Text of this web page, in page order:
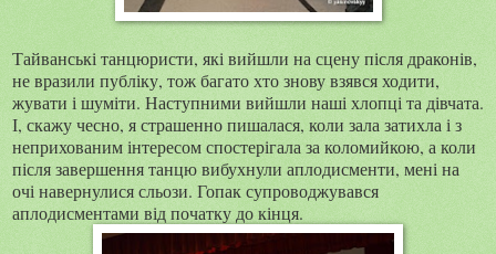
Тайванські танцюристи, які вийшли на сцену після драконів,
не вразили публіку, тож багато хто знову взявся ходити,
жувати і шуміти. Наступними вийшли наші хлопці та дівчата.
І, скажу чесно, я страшенно пишалася, коли зала затихла і з
неприхованим інтересом спостерігала за коломийкою, а коли
після завершення танцю вибухнули аплодисменти, мені на
очі навернулися сльози. Гопак супроводжувався
аплодисментами від початку до кінця.